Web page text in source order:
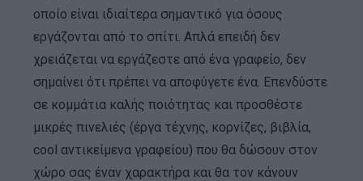
οποίο είναι ιδιαίτερα σημαντικό για όσους
εργάζονται από το σπίτι. Απλά επειδή δεν
χρειάζεται να εργάζεστε από ένα γραφείο, δεν
σημαίνει ότι πρέπει να αποφύγετε ένα. Επενδύστε
σε κομμάτια καλής ποιότητας και προσθέστε
μικρές πινελιές (έργα τέχνης, κορνίζες, βιβλία,
cool αντικείμενα γραφείου) που θα δώσουν στον
χώρο σας έναν χαρακτήρα και θα τον κάνουν